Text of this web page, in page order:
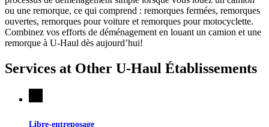
ou une remorque, ce qui comprend : remorques fermées, remorques
ouvertes, remorques pour voiture et remorques pour motocyclette.
Combinez vos efforts de déménagement en louant un camion et une
remorque à U-Haul dès aujourd’hui!
Services at Other U-Haul Établissements
Libre-entreposage